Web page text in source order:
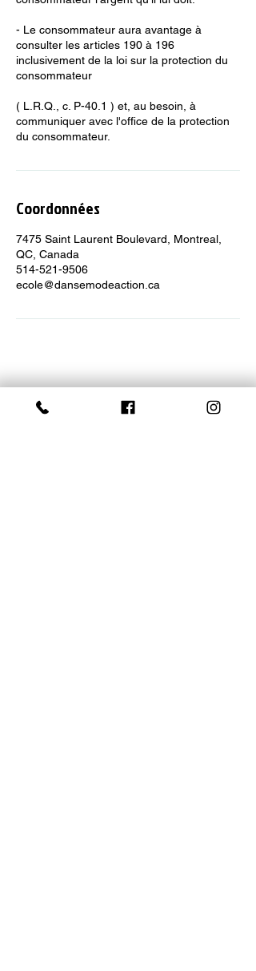
- Le consommateur aura avantage à
consulter les articles 190 à 196
inclusivement de la loi sur la protection du
consommateur
( L.R.Q., c. P-40.1 ) et, au besoin, à
communiquer avec l'office de la protection
du consommateur.
Coordonnées
7475 Saint Laurent Boulevard, Montreal,
QC, Canada
514-521-9506
ecole@dansemodeaction.ca
NOS RÉSEAUX